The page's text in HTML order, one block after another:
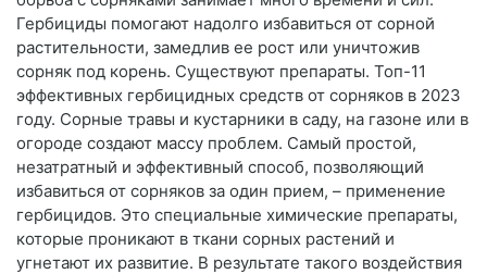
Гербициды помогают надолго избавиться от сорной
растительности, замедлив ее рост или уничтожив
сорняк под корень. Существуют препараты. Топ-11
эффективных гербицидных средств от сорняков в 2023
году. Сорные травы и кустарники в саду, на газоне или в
огороде создают массу проблем. Самый простой,
незатратный и эффективный способ, позволяющий
избавиться от сорняков за один прием, – применение
гербицидов. Это специальные химические препараты,
которые проникают в ткани сорных растений и
угнетают их развитие. В результате такого воздействия